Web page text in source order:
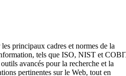
principaux cadres et normes de la
tels que ISO, NIST et
avancés pour la recherche et la
pertinentes sur le Web, tout en